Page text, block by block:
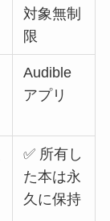
対象無制
限
Audible
アプリ
✅ 所有し
た本は永
久に保持